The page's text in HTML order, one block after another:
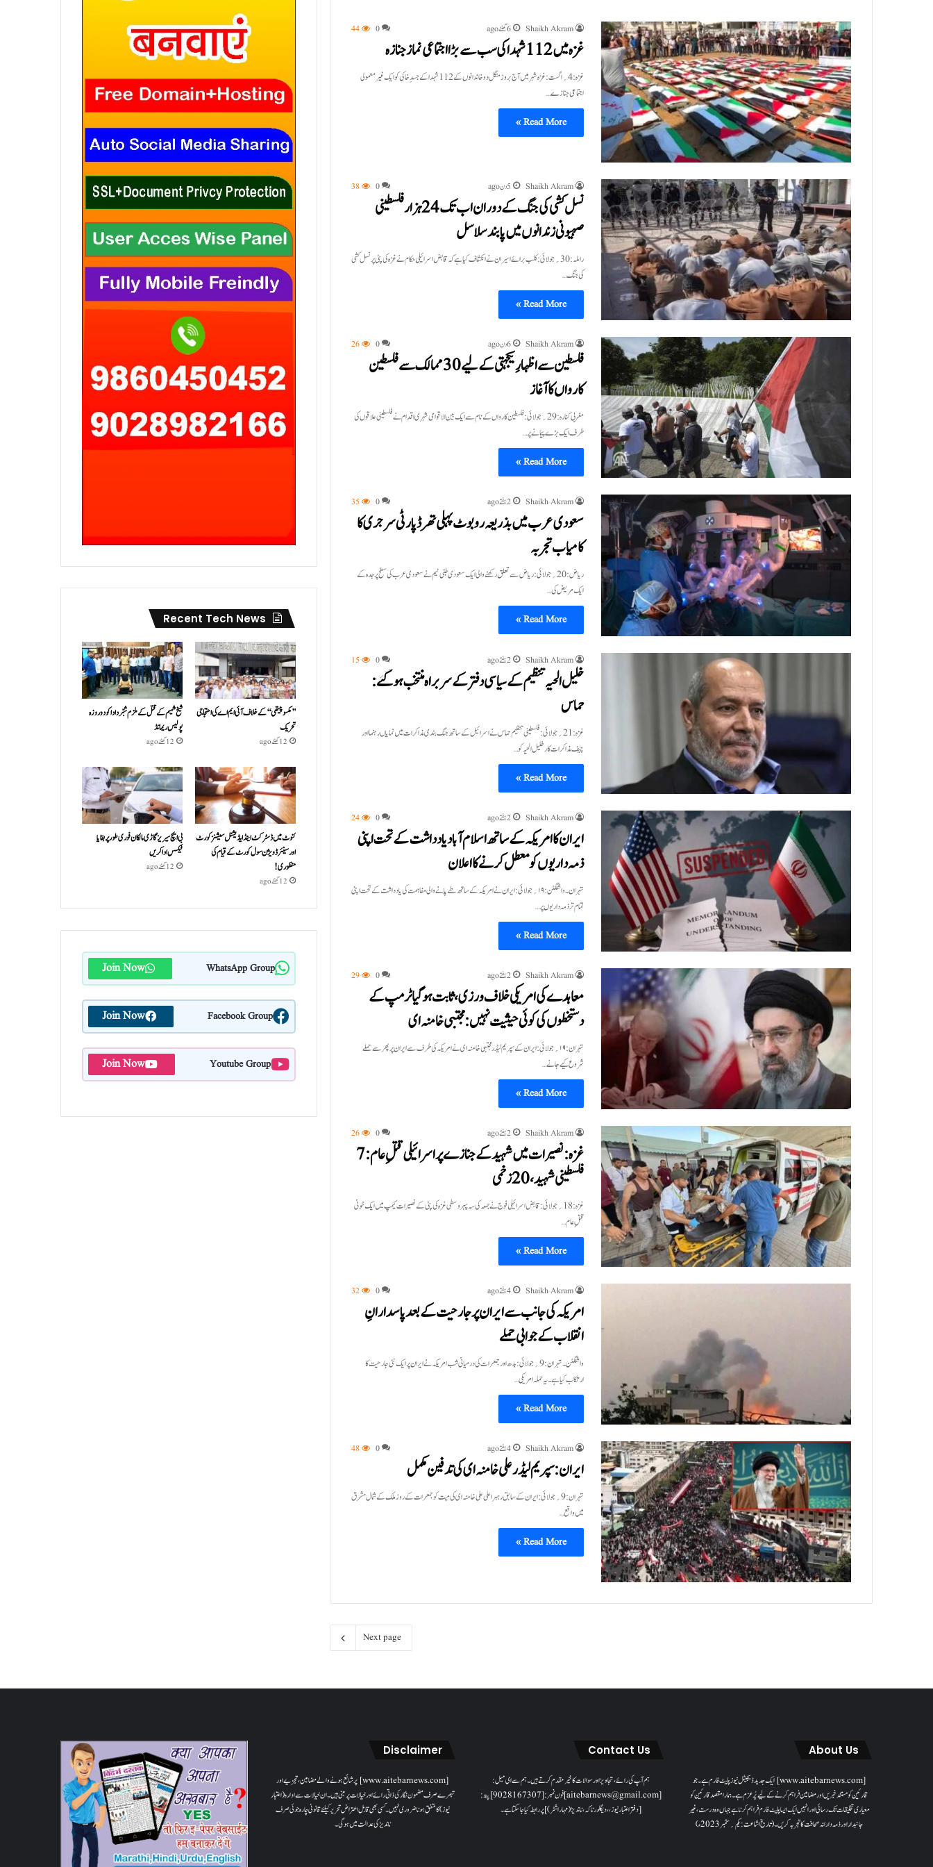
Shaikh Akram 6 گھنٹے ago 0
44
غزہ میں 112 شہدا کی سب سے بڑا اجتماعی نماز جنازہ
غزہ:4؍اگست:غزہ شہر میں آج بروز منگل دو خاندانوں کے 112 شہدا کے جسدِ خاکی کو ایک غیر معمولی
اجتماعی جنازے…
Read More »
Shaikh Akram 5 دن ago 0
38
نسل کشی کی جنگ کے دوران اب تک 24ہزار فلسطینی
صہیونی زندانوں میں پابند سلاسل
راملہ:30؍جولائی:کلب برائے اسیران نے انکشاف کیا ہے کہ قابض اسرائیلی حکام نے غزہ کی پٹی پر نسل کشی
کی جنگ…
Read More »
Shaikh Akram 6 دن ago 0
26
فلسطین سے اظہارِ یکجہتی کے لیے 30 ممالک سے فلسطین
کارواں کا آغاز
مغربی کنارہ:29؍جولائی:فلسطین کارواں کے نام سے ایک بین الاقوامی شہری اقدام نے فلسطینی علاقوں کی
طرف ایک بڑے پیمانے پر…
Read More »
Shaikh Akram 2 ہفتے ago 0
35
سعودی عرب میں بذریعہ روبوٹ پہلی تھرڈ پارٹی سرجری کا
کامیاب تجربہ
ریاض:20؍جولائی:ریاض سے تعلق رکھنے والی ایک سعودی طبی ٹیم نے سعودی عرب کی سطح پر جدہ کے
ایک مریض کی…
Read More »
Shaikh Akram 2 ہفتے ago 0
15
خلیل الحیہ تنظیم کے سیاسی دفتر کے سربراہ منتخب ہو گئے :
حماس
غزہ:21؍جولائی:فلسطینی تنظیم حماس نے اسرائیل کے ساتھ جنگ بندی مذاکرات میں نمایاں رہنما اور
چیف مذاکرات کار خلیل الحیہ کو…
Read More »
Shaikh Akram 2 ہفتے ago 0
24
ایران کا امریکہ کے ساتھ اسلام آباد یادداشت کے تحت اپنی
ذمہ داریوں کو معطل کرنے کا اعلان
تہران۔واشنگٹن:۱۹؍جولائی:ایران نے امریکہ کے ساتھ طے پانے والی مفاہمت کی یاد داشت کے تحت اپنی
تمام تر ذمہ داریوں پر…
Read More »
Shaikh Akram 2 ہفتے ago 0
29
معاہدے کی امریکی خلاف ورزی، ثابت ہوگیا ٹرمپ کے
دستخطوں کی کوئی حیثیت نہیں :مجتبی خامنہ ای
تہران:۱۹؍جولائی:ایران کے سپریم لیڈر مجتبی خامنہ ای نے امریکہ کی طرف سے ایران پر پھر سے حملے
شروع کیے جانے…
Read More »
Shaikh Akram 2 ہفتے ago 0
26
غزہ :نصیرات میں شہید کے جنازے پر اسرائیلی قتلِ عام: 7
فلسطینی شہید، 20 زخمی
غزہ:18؍جولائی:قابض اسرائیلی فوج نے جمعہ کی سہ پہر وسطی غزہ کی پٹی کے نصیرات کیمپ میں ایک خونی
قتلِ عام…
Read More »
Shaikh Akram 4 ہفتے ago 0
32
امریکہ کی جانب سے ایران پر جارحیت کے بعد پاسدارانِ
انقلاب کے جوابی حملے
واشنگٹن۔تہران:9؍جولائی:بدھ اور جمعرات کی درمیانی شب امریکہ نے ایران پر ایک نئی جارحیت کا
ارتکاب کیا ہے۔ یہ حملہ امریکی…
Read More »
Shaikh Akram 4 ہفتے ago 0
48
ایران: سپریم لیڈر علی خامنہ ای کی تدفین مکمل
تہران:9؍جولائی:ایران کے سابق رہبر اعلی علی خامنہ ای کی میت کو جمعرات کے روز ملک کے شمال مشرق
میں واقع…
Read More »
Next page
Recent Tech News
’’مکسوپیتھی‘‘ کے خلاف آئی ایم اے کی احتجاجی
تحریک
12 گھنٹے ago
شیخ شمیم کے قتل کے ملزم شبّر دادا کو دو روزہ
پولیس ریمانڈ
12 گھنٹے ago
کنوٹ میں ڈسٹرکٹ اینڈ ایڈیشنل سیشنز کورٹ
اور سینئر ڈویژن سول کورٹ کے قیام کی
منظوری!
12 گھنٹے ago
بی ایچ سیریز گاڑی مالکان فوری طور پر بقایا
ٹیکس ادا کریں
12 گھنٹے ago
WhatsApp Group
Join Now
Facebook Group
Join Now
Youtube Group
Join Now
About Us
[www.aitebarnews.com] ایک جدید ڈیجیٹل نیوز پلیٹ فارم ہے۔ جو
قارئین کو مستند خبریں اور مضامین فراہم کرنے کے لیے پُر عزم ہے۔ ہمارا مقصدقارئین کو
معیاری تخلیقات تک رسائی اور انہیں ایک ایسا پلیٹ فارم فراہم کرنا ہے جہاں وہ درست، غیر
جانبدار اور ذمہ دارانہ صحافت کا تجربہ کریں۔( تاریخ اشاعت : یکم؍ ستمبر 2023ء)
Contact Us
ہم آپ کی رائے، تجاویز اور سوالات کا خیرمقدم کرتے ہیں۔ ہم سےای میل:
[aitebarnews@gmail.com]فون نمبر: [9028167307]پتہ:
[دفتر اعتبار نیوز، ، دیگلور ناکہ، ناندیڑ(مہاراشٹر) ] پر رابطہ کیا جاسکتا ہے۔
Disclaimer
[www.aitebarnews.com] پر شائع ہونے والے مضامین، تجزیے اور
تبصرے صرف مضمون نگار کی ذاتی رائے اور خیالات پر مبنی ہیں۔ ان خیالات سے ادارہ (اعتبار
نیوز) کا متفق ہونا ضروری نہیں۔ کسی بھی قابل اعتراض تحریر کیلئے قانونی چارہ جوئی صرف
ناندیڑ کی عدالت میں ہوگی۔